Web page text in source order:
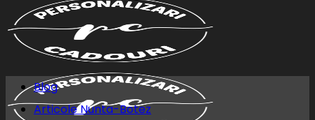
Blog
Articole Nunta-Botez